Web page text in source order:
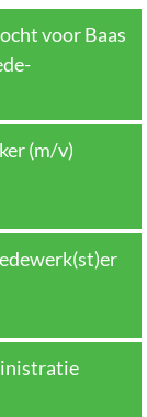
voor Baas
(m/v)